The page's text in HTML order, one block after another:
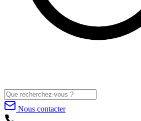
Nous contacter